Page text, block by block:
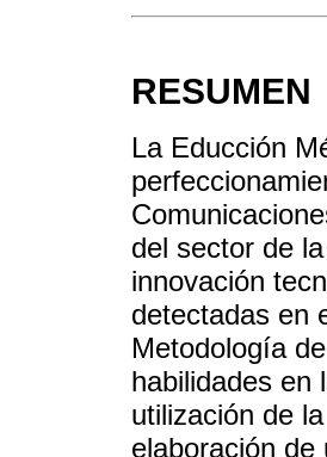
RESUMEN
La Educción
del sector de
innovación
detectadas en
Metodología
habilidades en
utilización de
elaboración